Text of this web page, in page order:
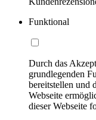
Funktional
Durch das
grundlegenden
bereitstellen und
Webseite
dieser Webseite